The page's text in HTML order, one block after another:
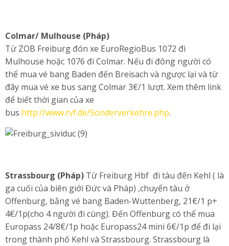
Colmar/ Mulhouse (Pháp)
Từ ZOB Freiburg đón xe EuroRegioBus 1072 đi
Mulhouse hoặc 1076 đi Colmar. Nếu đi đông người có
thể mua vé bang Baden đến Breisach và ngược lại và từ
đây mua vé xe bus sang Colmar 3€/1 lượt. Xem thêm link
để biết thời gian của xe
bus http://www.rvf.de/Sonderverkehre.php.
Strassbourg (Pháp) Từ Freiburg Hbf đi tàu đến Kehl ( là
ga cuối của biên giới Đức và Pháp) ,chuyển tàu ở
Offenburg, bằng vé bang Baden-Wuttenberg, 21€/1 p+
4€/1p(cho 4 người đi cùng). Đến Offenburg có thể mua
Europass 24/8€/1p hoặc Europass24 mini 6€/1p để đi lại
trong thành phố Kehl và Strassbourg. Strassbourg là